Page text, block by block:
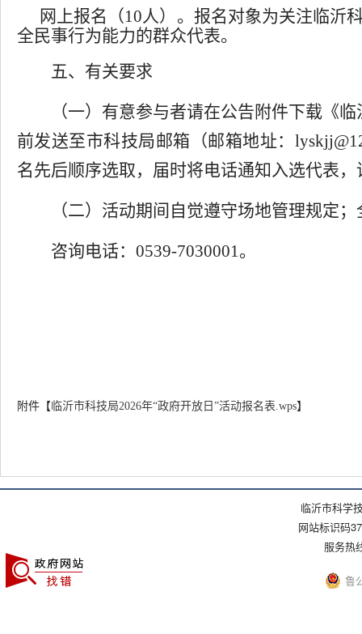
网上报名（10人）。报名对象为关注临沂
全民事行为能力的群众代表。
五、有关要求
（一）有意参与者请在公告附件下载《临
前发送至市科技局邮箱（邮箱地址： lyskjj@1
名先后顺序选取，届时将电话通知入选代表
（二）活动期间自觉遵守场地管理规定
咨询电话： 0539-7030001。
附件【 临沂市科技局2026年“政府开放日”活动报名表.wps】
临沂市科学
网站标识码
服务热
鲁